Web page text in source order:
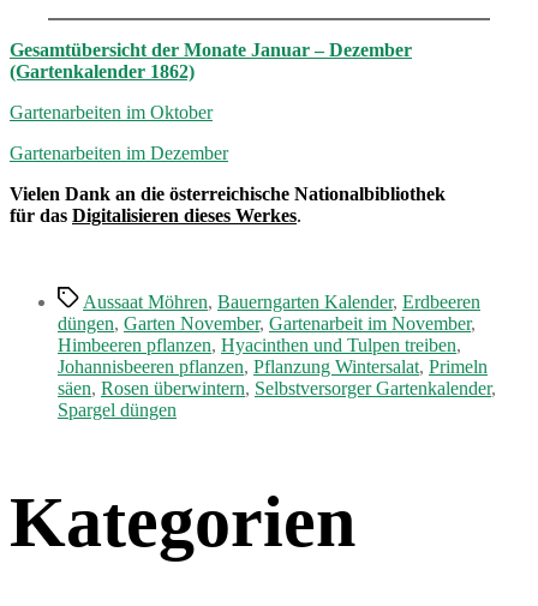
Gesamtübersicht der Monate Januar – Dezember
(Gartenkalender 1862)
Gartenarbeiten im Oktober
Gartenarbeiten im Dezember
Vielen Dank an die österreichische Nationalbibliothek
für das Digitalisieren dieses Werkes.
Schlagwörter
Aussaat Möhren, Bauerngarten Kalender, Erdbeeren
düngen, Garten November, Gartenarbeit im November,
Himbeeren pflanzen, Hyacinthen und Tulpen treiben,
Johannisbeeren pflanzen, Pflanzung Wintersalat, Primeln
säen, Rosen überwintern, Selbstversorger Gartenkalender,
Spargel düngen
Kategorien